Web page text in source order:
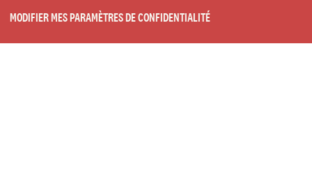
MODIFIER MES PARAMÈTRES DE CONFIDENTIALITÉ